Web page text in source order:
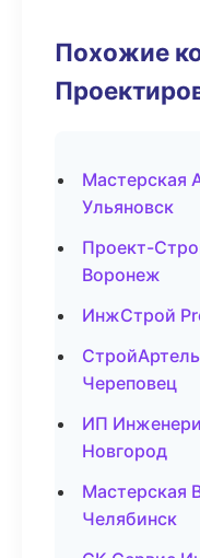
Похожие
Мастерская
Ульяновск
Проект-
Воронеж
ИнжСтрой
Череповец
ИП
Новгород
Мастерская
Челябинск